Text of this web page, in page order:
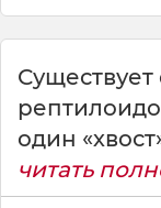
Существует
один
читать